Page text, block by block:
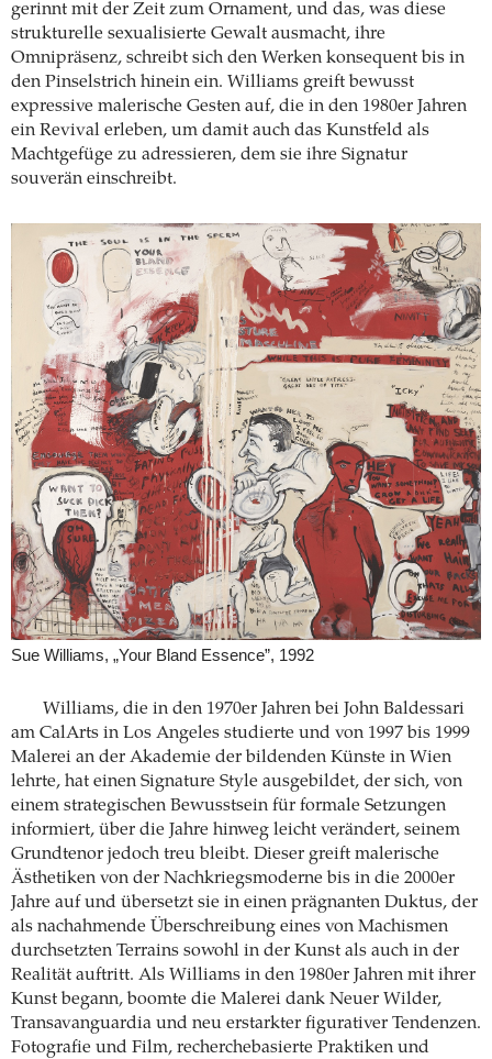
gerinnt mit der Zeit zum Ornament, und das, was diese
strukturelle sexualisierte Gewalt ausmacht, ihre
Omnipräsenz, schreibt sich den Werken konsequent bis in
den Pinselstrich hinein ein. Williams greift bewusst
expressive malerische Gesten auf, die in den 1980er Jahren
ein Revival erleben, um damit auch das Kunstfeld als
Machtgefüge zu adressieren, dem sie ihre Signatur
souverän einschreibt.
Sue Williams, „Your Bland Essence”, 1992
Williams, die in den 1970er Jahren bei John Baldessari
am CalArts in Los Angeles studierte und von 1997 bis 1999
Malerei an der Akademie der bildenden Künste in Wien
lehrte, hat einen Signature Style ausgebildet, der sich, von
einem strategischen Bewusstsein für formale Setzungen
informiert, über die Jahre hinweg leicht verändert, seinem
Grundtenor jedoch treu bleibt. Dieser greift malerische
Ästhetiken von der Nachkriegsmoderne bis in die 2000er
Jahre auf und übersetzt sie in einen prägnanten Duktus, der
als nachahmende Überschreibung eines von Machismen
durchsetzten Terrains sowohl in der Kunst als auch in der
Realität auftritt. Als Williams in den 1980er Jahren mit ihrer
Kunst begann, boomte die Malerei dank Neuer Wilder,
Transavanguardia und neu erstarkter figurativer Tendenzen.
Fotografie und Film, recherchebasierte Praktiken und